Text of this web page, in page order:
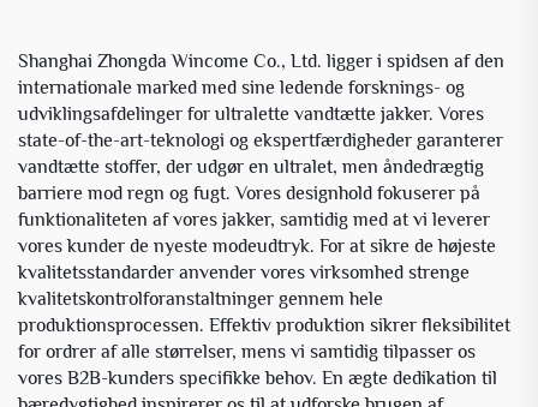
Shanghai Zhongda Wincome Co., Ltd. ligger i spidsen af den
internationale marked med sine ledende forsknings- og
udviklingsafdelinger for ultralette vandtætte jakker. Vores
state-of-the-art-teknologi og ekspertfærdigheder garanterer
vandtætte stoffer, der udgør en ultralet, men åndedrægtig
barriere mod regn og fugt. Vores designhold fokuserer på
funktionaliteten af vores jakker, samtidig med at vi leverer
vores kunder de nyeste modeudtryk. For at sikre de højeste
kvalitetsstandarder anvender vores virksomhed strenge
kvalitetskontrolforanstaltninger gennem hele
produktionsprocessen. Effektiv produktion sikrer fleksibilitet
for ordrer af alle størrelser, mens vi samtidig tilpasser os
vores B2B-kunders specifikke behov. En ægte dedikation til